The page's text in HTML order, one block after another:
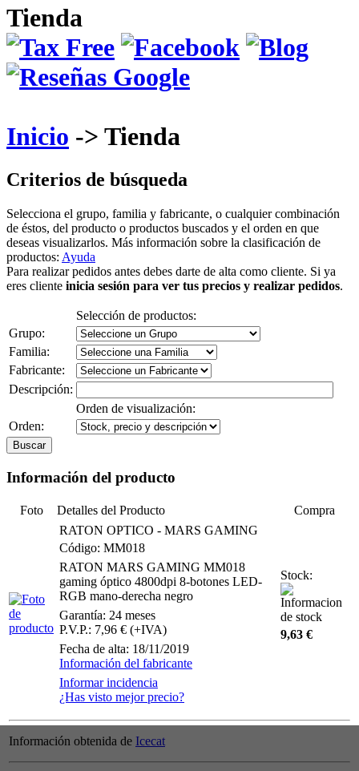
Tienda
Inicio -> Tienda
Criterios de búsqueda
Selecciona el grupo, familia y fabricante, o cualquier combinación
de éstos, del producto o productos buscados y el orden en que
deseas visualizarlos. Más información sobre la clasificación de
productos: Ayuda
Para realizar pedidos antes debes darte de alta como cliente. Si ya
eres cliente inicia sesión para ver tus precios y realizar pedidos.
Selección de productos:
Grupo:
Familia:
Fabricante:
Descripción:
Orden de visualización:
Orden:
Información del producto
Foto Detalles del Producto
Compra
RATON OPTICO - MARS GAMING
Código: MM018
RATON MARS GAMING MM018
gaming óptico 4800dpi 8-botones LED-
RGB mano-derecha negro
Garantía: 24 meses
P.V.P.: 7,96 € (+IVA)
Fecha de alta: 18/11/2019
Información del fabricante
Informar incidencia
¿Has visto mejor precio?
Stock:
9,63 €
Información obtenida de Icecat